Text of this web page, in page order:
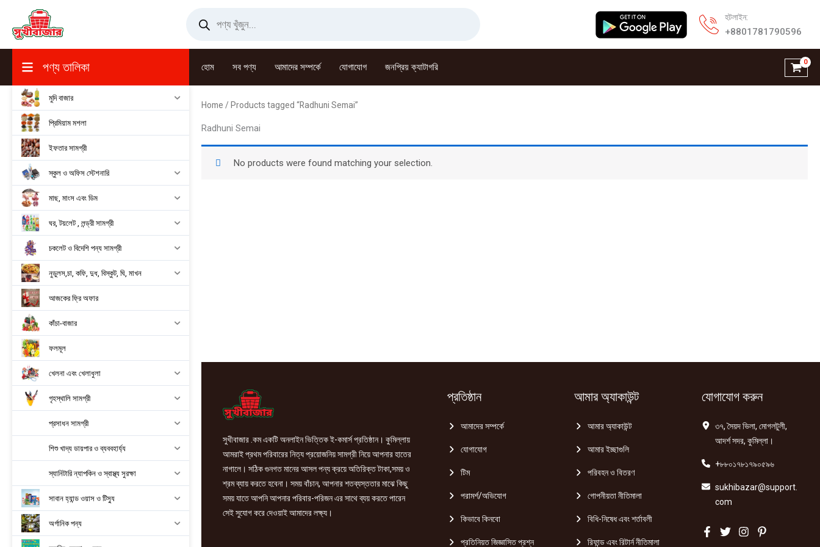
content
search
হটলাইন:
+8801781790596
পণ্য তালিকা হোম সব পণ্য আমাদের সম্পর্কে যোগাযোগ জনপ্রিয় ক্যাটাগরি
মুদি বাজার
প্রিমিয়াম মশলা
ইফতার সামগ্রী
স্কুল ও অফিস স্টেশনারি
মাছ, মাংস এবং ডিম
ঘর, টয়লেট , লন্ড্রী সামগ্রী
চকলেট ও বিদেশি পন্য সামগ্রী
নুডুলস,চা, কফি, দুধ, বিস্কুট, ঘি, মাখন
আজকের ফ্রি অফার
কাঁচা-বাজার
ফলমূল
খেলনা এবং খেলাধুলা
গৃহস্থালি সামগ্রী
প্রসাধন সামগ্রী
শিশু খাদ্য ডায়পার ও ব্যববহার্য্য
স্যানিটারি ন্যাপকিন ও স্বাস্থ্য সুরক্ষা
সাবান হ্যান্ড ওয়াস ও টিস্যু
অর্গানিক পন্য
Home / Products tagged “Radhuni Semai”
Radhuni Semai
No products were found matching your selection.
সুখীবাজার .কম একটি অনলাইন ভিত্তিক ই-কমার্স প্রতিষ্ঠান। কুমিল্লায়
আমরাই প্রথম পরিবারের নিত্য প্রয়োজনিয় সামগ্রী নিয়ে আপনার হাতের
নাগালে। সঠিক গুনগত মানের আসল পন্য ক্রয়ে অতিরিক্ত টাকা,সময় ও
শ্রম ব্যায় করতে হবেনা। সময় বাঁচান, আপনার শতব্যস্ততার মাঝে কিছু
সময় যাতে আপনি আপনার পরিবার-পরিজন এর সাথে ব্যয় করতে পারেন
সেই সুযোগ করে দেওয়াই আমাদের লক্ষ্য।
প্রতিষ্ঠান
আমাদের সম্পর্কে
যোগাযোগ
টিম
পরামর্শ/অভিযোগ
কিভাবে কিনবো
প্রতিনিয়ত জিজ্ঞাসিত প্রশ্ন
আমার অ্যাকাউন্ট
আমার অ্যাকাউন্ট
আমার ইচ্ছাগুলি
পরিবহন ও বিতরণ
গোপনীয়তা নীতিমালা
বিধি-নিষেধ এবং শর্তাবলী
রিফান্ড এবং রিটার্ন নীতিমালা
যোগাযোগ করুন
৩৭, সৈয়দ ভিলা, মোগলটুলী,
আদর্শ সদর, কুমিল্লা।
+৮৮০১৭৮১৭৯০৫৯৬
sukhibazar@support.
com